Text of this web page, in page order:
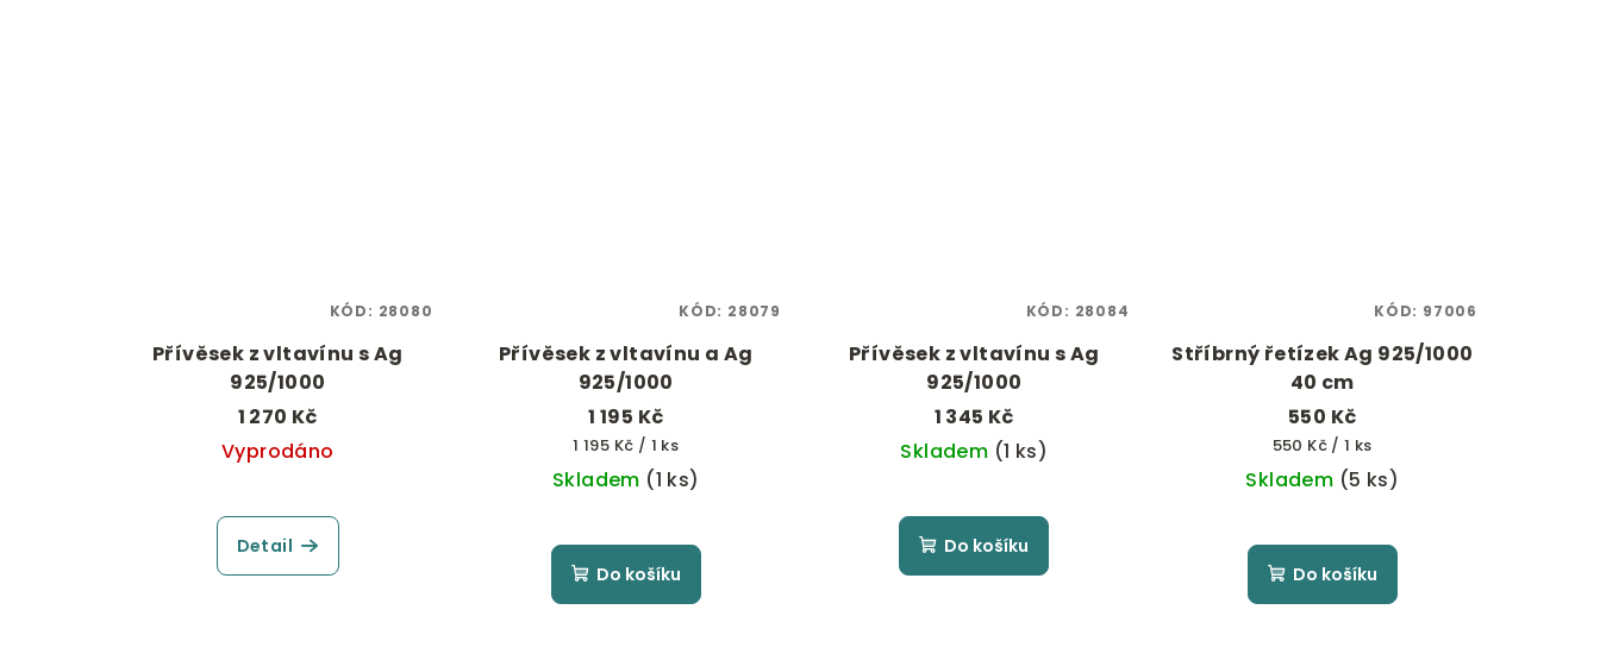
Přívěsek z vltavínu s Ag
925/1000
1 270 Kč
Vyprodáno
Detail
KÓD: 28080
Přívěsek z vltavínu a Ag
925/1000
1 195 Kč
Měrná
cena:
1 195 Kč / 1 ks
Skladem (1 ks)
Do košíku
KÓD: 28079
Přívěsek z vltavínu s Ag
925/1000
1 345 Kč
Skladem (1 ks)
Do košíku
KÓD: 28084
Stříbrný řetízek Ag 925/1000
40 cm
550 Kč
Měrná
cena:
550 Kč / 1 ks
Skladem (5 ks)
Do košíku
KÓD: 97006